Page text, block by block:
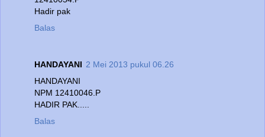
Hadir pak
Balas
HANDAYANI 2 Mei 2013 pukul 06.26
HANDAYANI
NPM 12410046.P
HADIR PAK.....
Balas